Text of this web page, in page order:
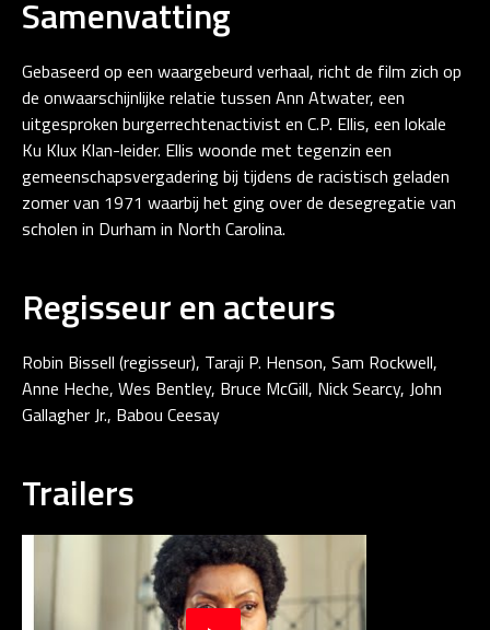
Samenvatting
Gebaseerd op een waargebeurd verhaal, richt de film zich op
de onwaarschijnlijke relatie tussen Ann Atwater, een
uitgesproken burgerrechtenactivist en C.P. Ellis, een lokale
Ku Klux Klan-leider. Ellis woonde met tegenzin een
gemeenschapsvergadering bij tijdens de racistisch geladen
zomer van 1971 waarbij het ging over de desegregatie van
scholen in Durham in North Carolina.
Regisseur en acteurs
Robin Bissell (regisseur), Taraji P. Henson, Sam Rockwell,
Anne Heche, Wes Bentley, Bruce McGill, Nick Searcy, John
Gallagher Jr., Babou Ceesay
Trailers